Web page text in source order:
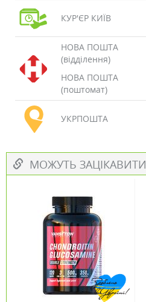
КУР'ЄР КИЇВ
НОВА ПОШТА
(відділення)
НОВА ПОШТА
(поштомат)
УКРПОШТА
МОЖУТЬ ЗАЦІКАВИТИ